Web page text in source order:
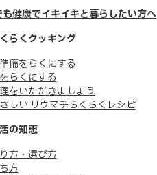
も健康でイキイキと暮らしたい方へ
らくクッキング
備をらくにする
らくにする
をいただきましょう
しい リウマチらくらくレシピ
の知恵
方・選び方
方